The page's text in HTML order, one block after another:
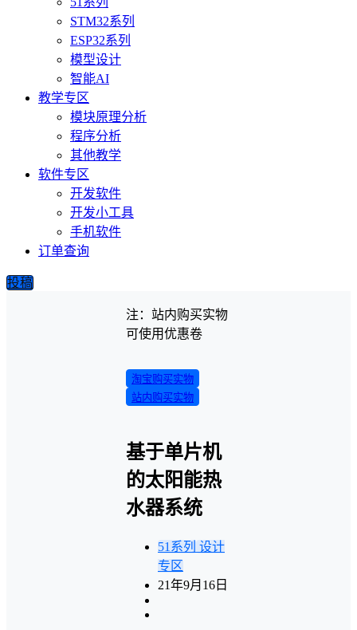
STM32系列
ESP32系列
模型设计
智能AI
教学专区
模块原理分析
程序分析
其他教学
软件专区
开发软件
开发小工具
手机软件
订单查询
投稿
注：站内购买实物
可使用优惠卷
淘宝购买实物
站内购买实物
基于单片机
的太阳能热
水器系统
51系列 设计
专区
21年9月16日